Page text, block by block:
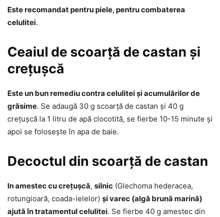
Este recomandat pentru piele, pentru combaterea
celulitei.
Ceaiul de scoarță de castan și
crețușcă
Este un bun remediu contra celulitei și acumulărilor de
grăsime. Se adaugă 30 g scoarță de castan și 40 g
crețușcă la 1 litru de apă clocotită, se fierbe 10-15 minute și
apoi se folosește în apa de baie.
Decoctul din scoarță de castan
In amestec cu crețușcă, silnic (Glechoma hederacea,
rotungioară, coada-ielelor) și varec (algă brună marină)
ajută în tratamentul celulitei. Se fierbe 40 g amestec din